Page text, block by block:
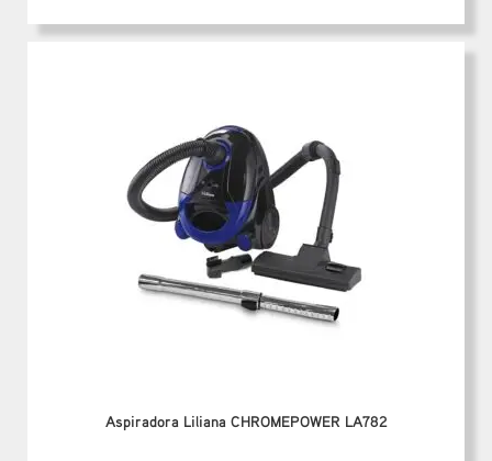
Aspiradora Liliana CHROMEPOWER LA782